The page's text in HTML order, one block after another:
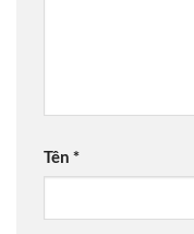
Tên *